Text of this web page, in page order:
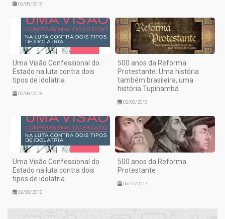
02/08/2018
Uma Visão Confessional do
Estado na luta contra dois
tipos de idolatria
02/08/2018
500 anos da Reforma
Protestante: Uma história
também brasileira, uma
história Tupinambá
02/08/2018
Uma Visão Confessional do
Estado na luta contra dois
tipos de idolatria
02/08/2018
500 anos da Reforma
Protestante
05/10/2017